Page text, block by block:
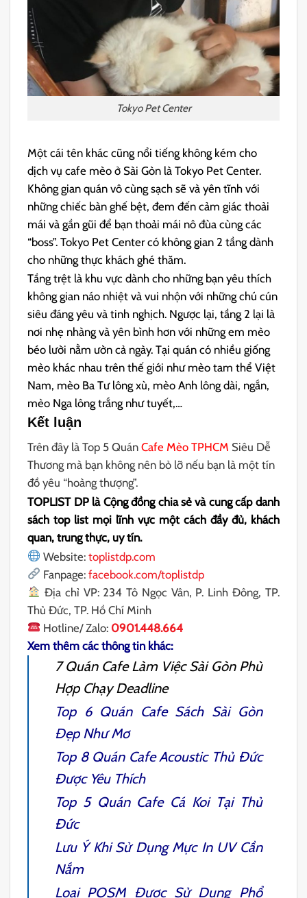
Tokyo Pet Center
Một cái tên khác cũng nổi tiếng không kém cho
dịch vụ cafe mèo ở Sài Gòn là Tokyo Pet Center.
Không gian quán vô cùng sạch sẽ và yên tĩnh với
những chiếc bàn ghế bệt, đem đến cảm giác thoải
mái và gần gũi để bạn thoải mái nô đùa cùng các
“boss”. Tokyo Pet Center có không gian 2 tầng dành
cho những thực khách ghé thăm.
Tầng trệt là khu vực dành cho những bạn yêu thích
không gian náo nhiệt và vui nhộn với những chú cún
siêu đáng yêu và tinh nghịch. Ngược lại, tầng 2 lại là
nơi nhẹ nhàng và yên bình hơn với những em mèo
béo lười nằm ườn cả ngày. Tại quán có nhiều giống
mèo khác nhau trên thế giới như mèo tam thể Việt
Nam, mèo Ba Tư lông xù, mèo Anh lông dài, ngắn,
mèo Nga lông trắng như tuyết,…
Kết luận
Trên đây là Top 5 QuánCafe Mèo TPHCM Siêu Dễ
Thương mà bạn không nên bỏ lỡ nếu bạn là một tín
đồ yêu “hoàng thượng”.
TOPLIST DP là Cộng đồng chia sẻ và cung cấp danh
sách top list mọi lĩnh vực một cách đầy đủ, khách
quan, trung thực, uy tín.
Website:toplistdp.com
Fanpage:facebook.com/toplistdp
Địa chỉ VP: 234 Tô Ngọc Vân, P. Linh Đông, TP.
Thủ Đức, TP. Hồ Chí Minh
Hotline/ Zalo: 0901.448.664
Xem thêm các thông tin khác:
7 Quán Cafe Làm Việc Sài Gòn Phù
Hợp Chạy Deadline
Top 6 Quán Cafe Sách Sài Gòn
Đẹp Như Mơ
Top 8 Quán Cafe Acoustic Thủ Đức
Được Yêu Thích
Top 5 Quán Cafe Cá Koi Tại Thủ
Đức
Lưu Ý Khi Sử Dụng Mực In UV Cần
Nắm
Loại POSM Được Sử Dụng Phổ